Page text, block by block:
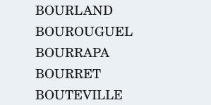
BOURLAND
BOUROUGUEL
BOURRAPA
BOURRET
BOUTEVILLE